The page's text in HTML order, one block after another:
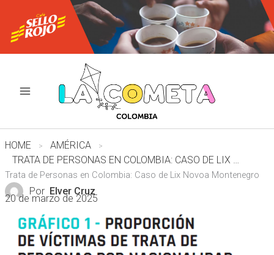
contenido
HOME
AMÉRICA
TRATA DE PERSONAS EN COLOMBIA: CASO DE LIX NOVOA MONTENEGRO
Trata de Personas en Colombia: Caso de Lix Novoa Montenegro
Por Elver Cruz
20 de marzo de 2025